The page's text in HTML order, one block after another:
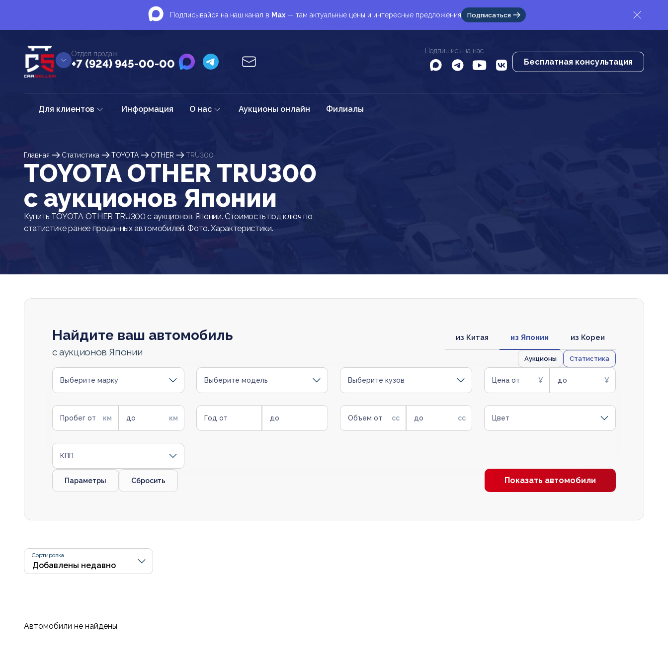
Подписывайся на наш канал в Max — там актуальные цены и интересные предложения Подписаться
Отдел продаж
+7 (924) 945-00-00
Подпишись на нас
Бесплатная консультация
Для клиентов Информация О нас Аукционы онлайн Филиалы
Главная Статистика TOYOTA OTHER TRU300
TOYOTA OTHER TRU300
c аукционов Японии
Купить TOYOTA OTHER TRU300 с аукционов Японии. Стоимость под ключ по
статистике ранее проданных автомобилей. Фото. Характеристики.
Найдите ваш автомобиль
с аукционов Японии
из Китая из Японии из Кореи
Аукционы Статистика
Выберите марку Выберите модель Выберите кузов Цена от до
Пробег от до Год от до Объем от до Цвет
КПП
Параметры Сбросить Показать автомобили
Сортировка
Автомобили не найдены